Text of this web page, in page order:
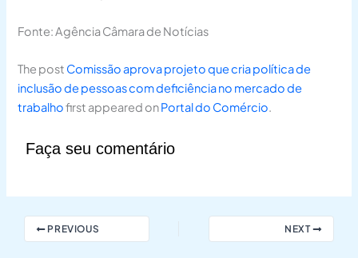
Fonte: Agência Câmara de Notícias
The post Comissão aprova projeto que cria política de
inclusão de pessoas com deficiência no mercado de
trabalhofirst appeared onPortal do Comércio.
Faça seu comentário
PREVIOUS NEXT